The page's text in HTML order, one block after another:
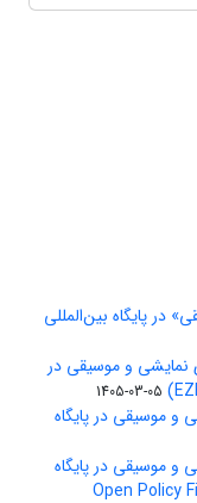
در پایگاه بین‌المللی
نمایشی و موسیقی در
1405-03-05
و موسیقی در پایگاه
و موسیقی در پایگاه